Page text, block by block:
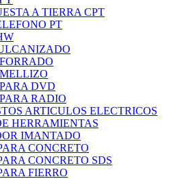
A TIERRA CPT
PT
DVD
RADIO
ARTICULOS ELECTRICOS
HERRAMIENTAS
IMANTADO
CONCRETO
CONCRETO SDS
FIERRO